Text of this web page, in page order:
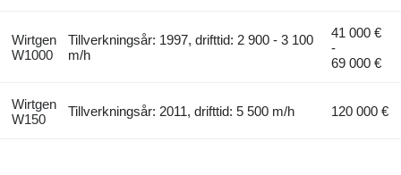
Wirtgen
W1000
Tillverkningsår: 1997, drifttid: 2 900 - 3 100
m/h
41 000 €
-
69 000 €
Wirtgen
W150
Tillverkningsår: 2011, drifttid: 5 500 m/h 120 000 €